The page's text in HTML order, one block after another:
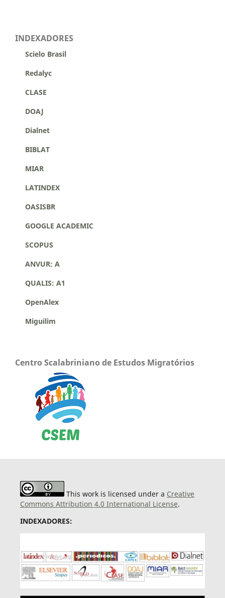
INDEXADORES
Scielo Brasil
Redalyc
CLASE
DOAJ
Dialnet
BIBLAT
MIAR
LATINDEX
OASISBR
GOOGLE ACADEMIC
SCOPUS
ANVUR: A
QUALIS: A1
OpenAlex
Miguilim
Centro Scalabriniano de Estudos Migratórios
This work is licensed under a Creative
Commons Attribution 4.0 International License.
INDEXADORES: